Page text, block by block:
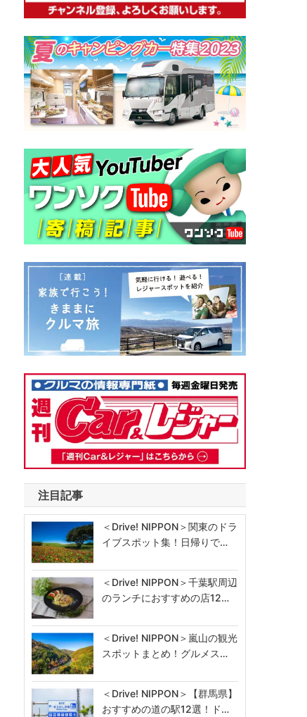
注目記事
＜Drive! NIPPON＞関東のドラ
イブスポット集！日帰りで…
＜Drive! NIPPON＞千葉駅周辺
のランチにおすすめの店12…
＜Drive! NIPPON＞嵐山の観光
スポットまとめ！グルメス…
＜Drive! NIPPON＞【群馬県】
おすすめの道の駅12選！ド…